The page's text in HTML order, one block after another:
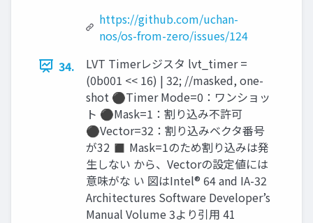
https://github.com/uchan-
nos/os-from-zero/issues/124
34.
LVT Timerレジスタ lvt_timer =
(0b001 << 16) | 32; //masked, one-
shot ⚫Timer Mode=0：ワンショッ
ト ⚫Mask=1：割り込み不許可
⚫Vector=32：割り込みベクタ番号
が32 ◼ Mask=1のため割り込みは発
生しない から、Vectorの設定値には
意味がな い 図はIntel® 64 and IA-32
Architectures Software Developer’s
Manual Volume 3より引用 41